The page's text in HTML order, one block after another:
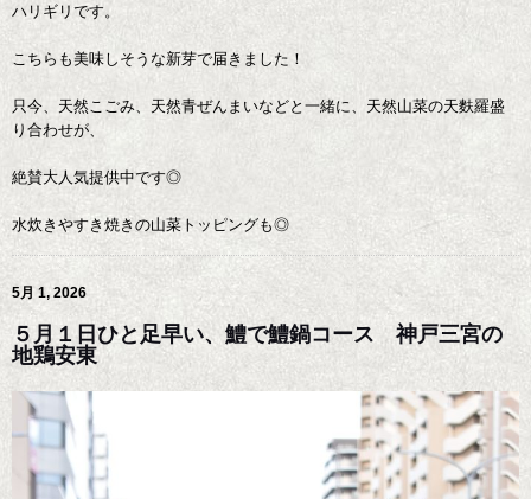
ハリギリです。
こちらも美味しそうな新芽で届きました！
只今、天然こごみ、天然青ぜんまいなどと一緒に、天然山菜の天麩羅盛
り合わせが、
絶賛大人気提供中です◎
水炊きやすき焼きの山菜トッピングも◎
5月 1, 2026
５月１日ひと足早い、鱧で鱧鍋コース 神戸三宮の
地鶏安東